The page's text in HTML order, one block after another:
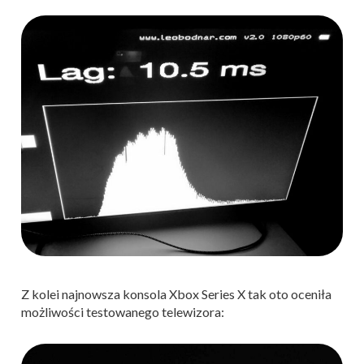
Z kolei najnowsza konsola Xbox Series X tak oto oceniła
możliwości testowanego telewizora: